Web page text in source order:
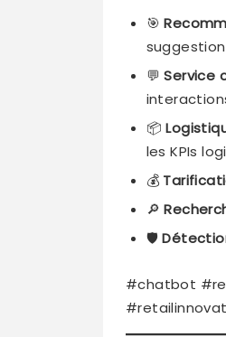
🎯
💬Service
📦
les KPIs
💰
🔎
🛡️
#chatbot